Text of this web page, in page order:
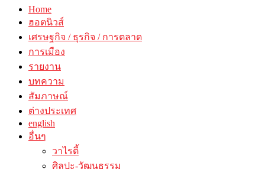
Home
ฮอตนิวส์
เศรษฐกิจ / ธุรกิจ / การตลาด
การเมือง
รายงาน
บทความ
สัมภาษณ์
ต่างประเทศ
english
อื่นๆ
วาไรตี้
ศิลปะ-วัฒนธรรม